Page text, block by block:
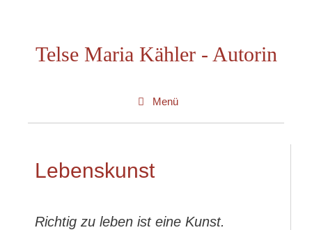
springenTelse Maria Kähler - Autorin
Menü
Lebenskunst
Richtig zu leben ist eine Kunst.